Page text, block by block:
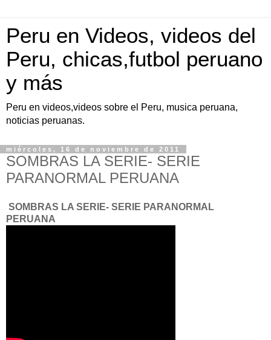
Peru en Videos, videos del
Peru, chicas,futbol peruano
y más
Peru en videos,videos sobre el Peru, musica peruana,
noticias peruanas.
miércoles, 16 de noviembre de 2011
SOMBRAS LA SERIE- SERIE
PARANORMAL PERUANA
SOMBRAS LA SERIE- SERIE PARANORMAL
PERUANA